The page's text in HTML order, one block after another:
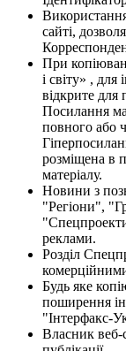
сайті,
При
і світу» ,
відкрите для
Посилання
повного або
розміщена в
матеріалу.
Новини з
"Регіони",
реклами.
Розділ
Будь яке
поширення
"Інтерфакс-
Власник веб-